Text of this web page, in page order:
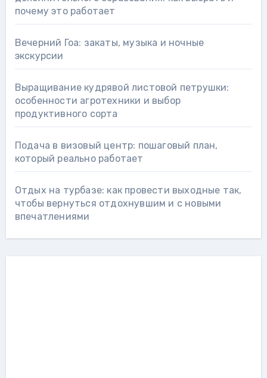
почему это работает
Вечерний Гоа: закаты, музыка и ночные
экскурсии
Выращивание кудрявой листовой петрушки:
особенности агротехники и выбор
продуктивного сорта
Подача в визовый центр: пошаговый план,
который реально работает
Отдых на турбазе: как провести выходные так,
чтобы вернуться отдохнувшим и с новыми
впечатлениями